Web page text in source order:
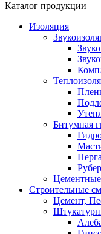
Каталог продукции
Изоляция
Битумная
Строительные
Цемент,